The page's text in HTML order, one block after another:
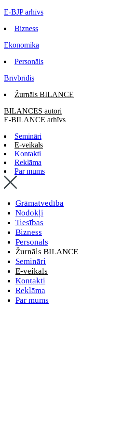
E-BJP arhīvs
Bizness
Ekonomika
Personāls
Brīvbrīdis
Žurnāls BILANCE
BILANCES autori
E-BILANCE arhīvs
Semināri
E-veikals
Kontakti
Reklāma
Par mums
Grāmatvedība
Nodokļi
Tiesības
Bizness
Personāls
Žurnāls BILANCE
Semināri
E-veikals
Kontakti
Reklāma
Par mums